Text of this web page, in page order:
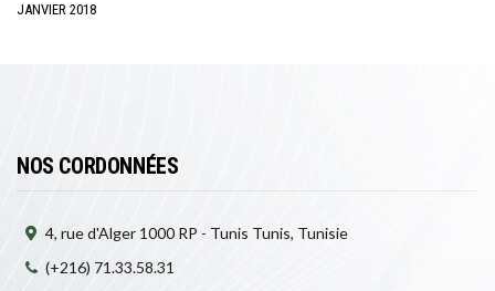
JANVIER 2018
NOS CORDONNÉES
4, rue d'Alger 1000 RP - Tunis Tunis, Tunisie
(+216) 71.33.58.31